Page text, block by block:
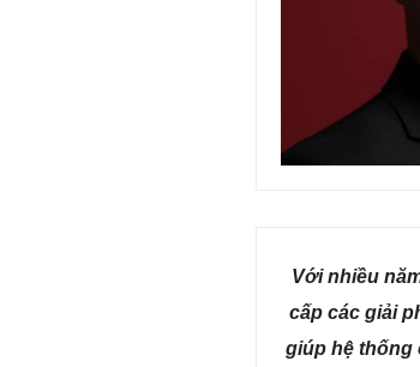
Với nhiều
cấp các giải
giúp hệ thống